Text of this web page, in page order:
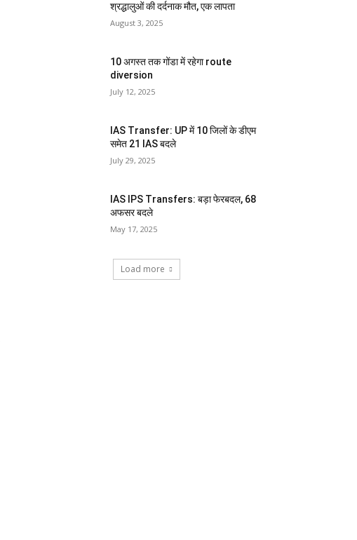
श्रद्धालुओं की दर्दनाक मौत, एक लापता
August 3, 2025
10 अगस्त तक गोंडा में रहेगा route
diversion
July 12, 2025
IAS Transfer: UP में 10 जिलों के डीएम
समेत 21 IAS बदले
July 29, 2025
IAS IPS Transfers: बड़ा फेरबदल, 68
अफसर बदले
May 17, 2025
Load more